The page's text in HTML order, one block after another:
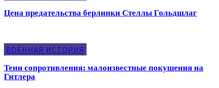
Цена предательства берлинки Стеллы Гольдшлаг
ВОЕННАЯ ИСТОРИЯ
Тени сопротивления: малоизвестные покушения на
Гитлера